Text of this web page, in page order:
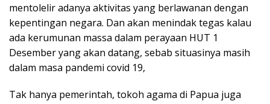
mentolelir adanya aktivitas yang berlawanan dengan
kepentingan negara. Dan akan menindak tegas kalau
ada kerumunan massa dalam perayaan HUT 1
Desember yang akan datang, sebab situasinya masih
dalam masa pandemi covid 19,
Tak hanya pemerintah, tokoh agama di Papua juga